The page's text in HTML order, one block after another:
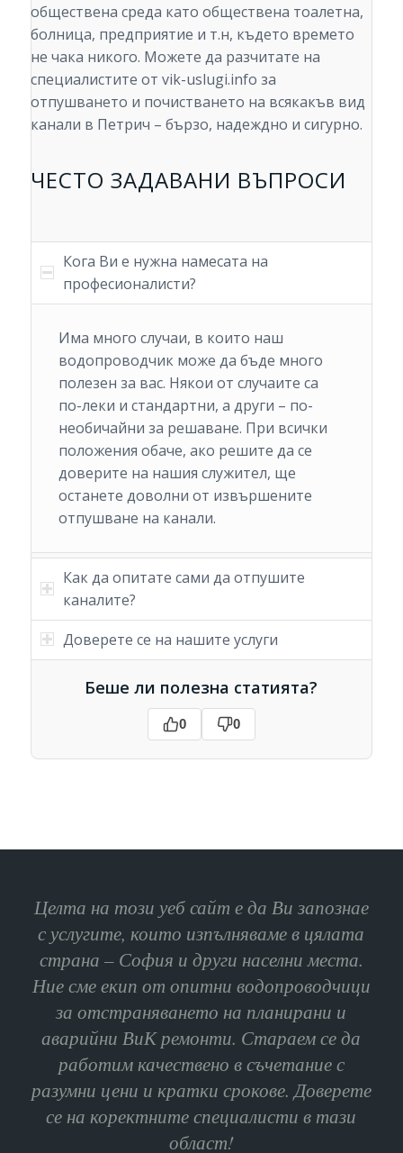
обществена среда като обществена тоалетна,
болница, предприятие и т.н, където времето
не чака никого. Можете да разчитате на
специалистите от vik-uslugi.info за
отпушването и почистването на всякакъв вид
канали в Петрич – бързо, надеждно и сигурно.
ЧЕСТО ЗАДАВАНИ ВЪПРОСИ
Кога Ви е нужна намесата на
професионалисти?
Има много случаи, в които наш
водопроводчик може да бъде много
полезен за вас. Някои от случаите са
по-леки и стандартни, а други – по-
необичайни за решаване. При всички
положения обаче, ако решите да се
доверите на нашия служител, ще
останете доволни от извършените
отпушване на канали.
Как да опитате сами да отпушите
каналите?
Доверете се на нашите услуги
Беше ли полезна статията?
0 0
Целта на този уеб сайт е да Ви запознае
с услугите, които изпълняваме в цялата
страна – София и други населни места.
Ние сме екип от опитни водопроводчици
за отстраняването на планирани и
аварийни ВиК ремонти. Стараем се да
работим качествено в съчетание с
разумни цени и кратки срокове. Доверете
се на коректните специалисти в тази
област!